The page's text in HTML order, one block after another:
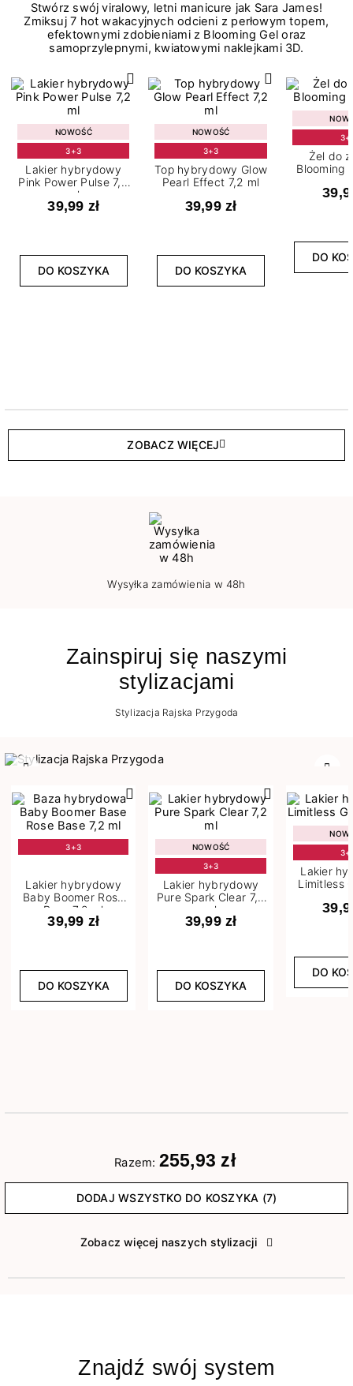
Stwórz swój viralowy, letni manicure jak Sara James!
Zmiksuj 7 hot wakacyjnych odcieni z perłowym topem,
efektownymi zdobieniami z Blooming Gel oraz
samoprzylepnymi, kwiatowymi naklejkami 3D.
NOWOŚĆ
3+3
Lakier hybrydowy
Pink Power Pulse 7,2
ml
39,99 zł
DO KOSZYKA
NOWOŚĆ
3+3
Top hybrydowy Glow
Pearl Effect 7,2 ml
39,99 zł
DO KOSZYKA
Żel do
Blooming
DO
ZOBACZ WIĘCEJ
Wysyłka zamówienia w 48h
Zainspiruj się naszymi
stylizacjami
Stylizacja Rajska Przygoda
3+3
Lakier hybrydowy
Baby Boomer Rose
Base 7,2 ml
39,99 zł
DO KOSZYKA
NOWOŚĆ
3+3
Lakier hybrydowy
Pure Spark Clear 7,2
ml
39,99 zł
DO KOSZYKA
Lakier
Limitless
DO
Razem: 255,93 zł
DODAJ WSZYSTKO DO KOSZYKA (7)
Zobacz więcej naszych stylizacji
Znajdź swój system